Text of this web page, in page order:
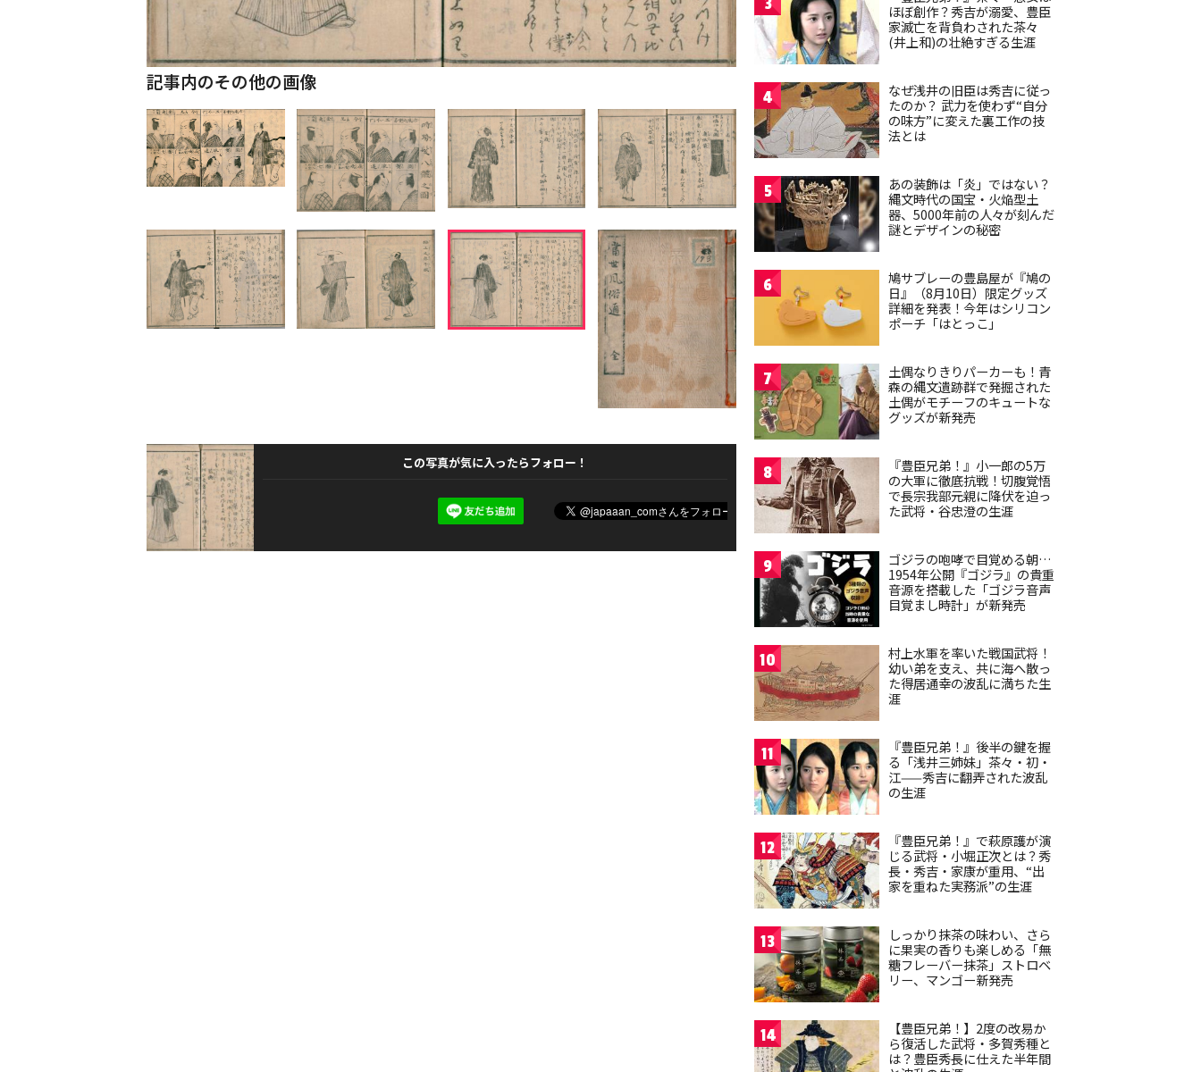
記事内のその他の画像
この写真が気に入ったらフォロー！
ほぼ創作？秀吉が溺愛、豊臣
家滅亡を背負わされた茶々
(井上和)の壮絶すぎる生涯
4
なぜ浅井の旧臣は秀吉に従っ
たのか？ 武力を使わず“自分
の味方”に変えた裏工作の技
法とは
5
あの装飾は「炎」ではない？
縄文時代の国宝・火焔型土
器、5000年前の人々が刻んだ
謎とデザインの秘密
6
鳩サブレーの豊島屋が『鳩の
日』（8月10日）限定グッズ
詳細を発表！今年はシリコン
ポーチ「はとっこ」
7
土偶なりきりパーカーも！青
森の縄文遺跡群で発掘された
土偶がモチーフのキュートな
グッズが新発売
8
『豊臣兄弟！』小一郎の5万
の大軍に徹底抗戦！切腹覚悟
で長宗我部元親に降伏を迫っ
た武将・谷忠澄の生涯
9
ゴジラの咆哮で目覚める朝…
1954年公開『ゴジラ』の貴重
音源を搭載した「ゴジラ音声
目覚まし時計」が新発売
10
村上水軍を率いた戦国武将！
幼い弟を支え、共に海へ散っ
た得居通幸の波乱に満ちた生
涯
11
『豊臣兄弟！』後半の鍵を握
る「浅井三姉妹」茶々・初・
江——秀吉に翻弄された波乱
の生涯
12
『豊臣兄弟！』で萩原護が演
じる武将・小堀正次とは？秀
長・秀吉・家康が重用、“出
家を重ねた実務派”の生涯
13
しっかり抹茶の味わい、さら
に果実の香りも楽しめる「無
糖フレーバー抹茶」ストロベ
リー、マンゴー新発売
14
【豊臣兄弟！】2度の改易か
ら復活した武将・多賀秀種と
は？豊臣秀長に仕えた半年間